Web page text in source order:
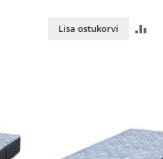
Lisa ostukorvi